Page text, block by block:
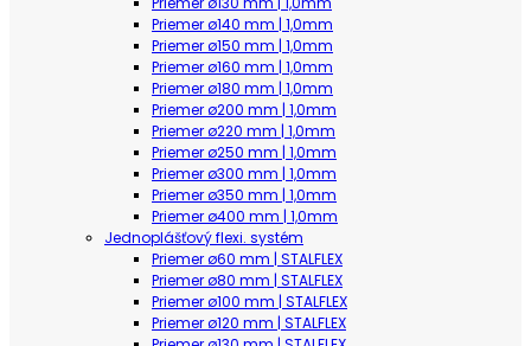
Priemer ø140 mm | 1,0mm
Priemer ø150 mm | 1,0mm
Priemer ø160 mm | 1,0mm
Priemer ø180 mm | 1,0mm
Priemer ø200 mm | 1,0mm
Priemer ø220 mm | 1,0mm
Priemer ø250 mm | 1,0mm
Priemer ø300 mm | 1,0mm
Priemer ø350 mm | 1,0mm
Priemer ø400 mm | 1,0mm
Jednoplášťový flexi. systém
Priemer ø60 mm | STALFLEX
Priemer ø80 mm | STALFLEX
Priemer ø100 mm | STALFLEX
Priemer ø120 mm | STALFLEX